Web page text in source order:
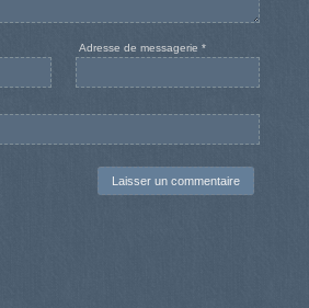
Adresse de messagerie *